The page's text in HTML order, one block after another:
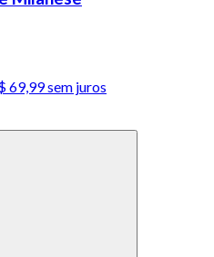
69,99 sem juros